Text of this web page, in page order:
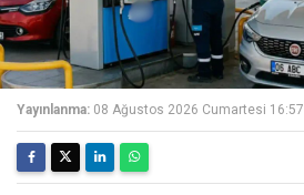
Yayınlanma: 08 Ağustos 2026 Cumartesi 16:57